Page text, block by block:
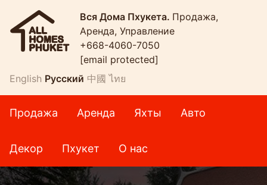
Вся Дома Пхукета. Продажа,
Аренда, Управление
+668-4060-7050
[email protected]
English Русский 中國 ไทย
Продажа Аренда Яхты Авто
Декор Пхукет О нас